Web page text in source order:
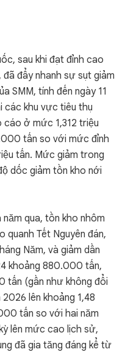
sau khi đạt đỉnh cao
đẩy nhanh sự sụt giảm
SMM, tính đến ngày 11
các khu vực tiêu thụ
ở mức 1,312 triệu
tấn so với mức đỉnh
tấn. Mức giảm trong
dốc giảm tồn kho nới
qua, tồn kho nhôm
quanh Tết Nguyên đán,
Năm, và giảm dần
khoảng 880.000 tấn,
tấn (gần như không đổi
lên khoảng 1,48
tấn so với hai năm
lên mức cao lịch sử,
đã gia tăng đáng kể từ